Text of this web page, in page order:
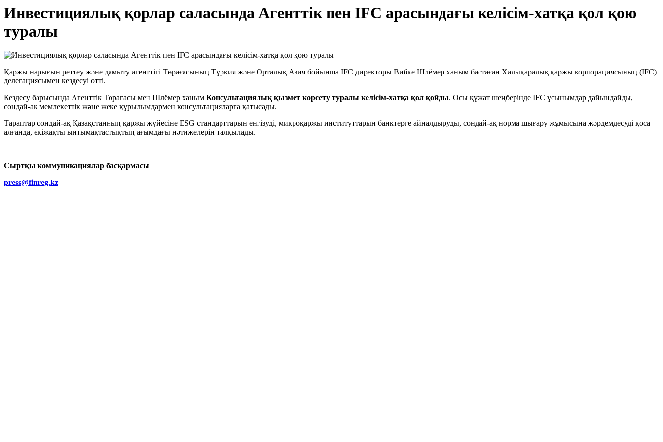
Инвестициялық қорлар саласында Агенттік пен IFC арасындағы келісім-хатқа қол қою
туралы
Қаржы нарығын реттеу және дамыту агенттігі Төрағасының Түркия және Орталық Азия бойынша IFC директоры Вибке Шлёмер ханым бастаған Халықаралық қаржы корпорациясының (IFC)
делегациясымен кездесуі өтті.
Кездесу барысында Агенттік Төрағасы мен Шлёмер ханым Консультациялық қызмет көрсету туралы келісім-хатқа қол қойды. Осы құжат шеңберінде IFC ұсынымдар дайындайды,
сондай-ақ мемлекеттік және жеке құрылымдармен консультацияларға қатысады.
Тараптар сондай-ақ Қазақстанның қаржы жүйесіне ESG стандарттарын енгізуді, микроқаржы институттарын банктерге айналдыруды, сондай-ақ норма шығару жұмысына жәрдемдесуді қоса
алғанда, екіжақты ынтымақтастықтың ағымдағы нәтижелерін талқылады.
Сыртқы коммуникациялар басқармасы
press@finreg.kz